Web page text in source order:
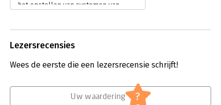
het opstellen van systemen van
Lezersrecensies
Wees de eerste die een lezersrecensie schrijft!
Uw waardering ?